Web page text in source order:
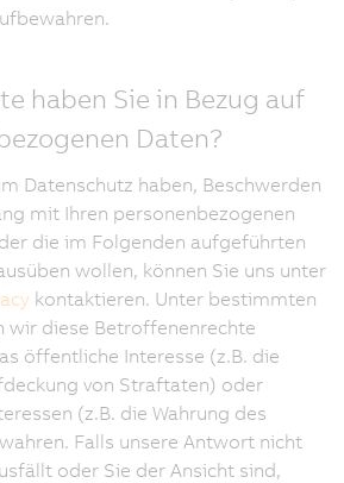
haben Sie in Bezug auf
Daten?
Datenschutz haben, Beschwerden
mit Ihren personenbezogenen
die im Folgenden aufgeführten
wollen, können Sie uns unter
kontaktieren. Unter bestimmten
wir diese Betroffenenrechte
öffentliche Interesse (z.B. die
von Straftaten) oder
(z.B. die Wahrung des
Falls unsere Antwort nicht
oder Sie der Ansicht sind,